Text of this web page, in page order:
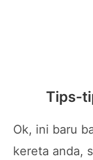
Tips-
Ok, ini baru
kereta anda,